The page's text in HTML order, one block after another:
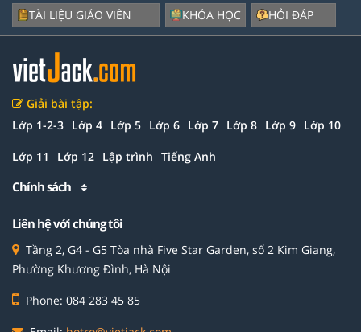
TÀI LIỆU GIÁO VIÊN
KHÓA HỌC
HỎI ĐÁP
Giải bài tập:
Lớp 1-2-3 Lớp 4 Lớp 5 Lớp 6 Lớp 7 Lớp 8 Lớp 9 Lớp 10
Lớp 11 Lớp 12 Lập trình Tiếng Anh
Chính sách
Liên hệ với chúng tôi
Tầng 2, G4 - G5 Tòa nhà Five Star Garden, số 2 Kim Giang,
Phường Khương Đình, Hà Nội
Phone: 084 283 45 85